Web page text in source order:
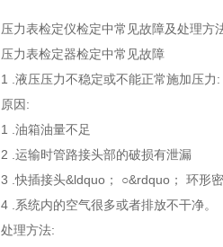
压力表检定仪检定中常见故障及处理方
压力表检定器检定中常见故障
1 .液压压力不稳定或不能正常施加压力:
原因:
1 .油箱油量不足
2 .运输时管路接头部的破损有泄漏
3 .快插接头&ldquo； ○&rdquo； 环形
4 .系统内的空气很多或者排放不干净。
处理方法: